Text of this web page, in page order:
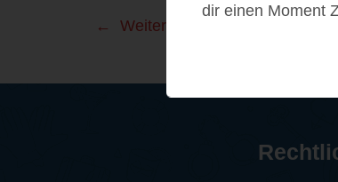
Weitere Leseeindrücke
dir einen Moment